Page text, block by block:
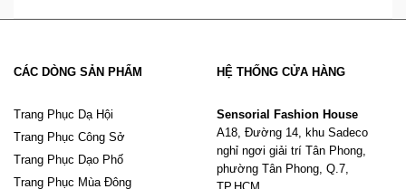
CÁC DÒNG SẢN PHẨM
Trang Phục Dạ Hội
Trang Phục Công Sở
Trang Phục Dạo Phố
Trang Phục Mùa Đông
HỆ THỐNG CỬA HÀNG
Sensorial Fashion House
A18, Đường 14, khu Sadeco
nghỉ ngơi giải trí Tân Phong,
phường Tân Phong, Q.7,